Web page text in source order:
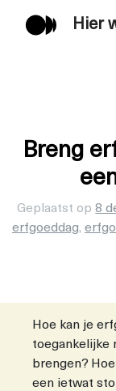
Hier
Breng
Geplaatst op8
erfgoeddag,
Hoe kan je
toegankelijke
brengen?
een ietwat